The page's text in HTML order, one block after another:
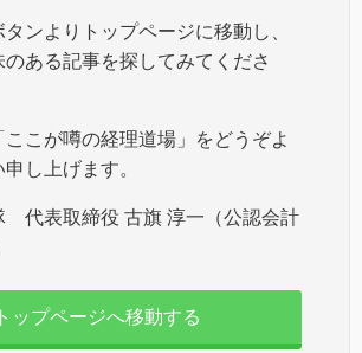
ンよりトップページに移動し、
のある記事を探してみてくださ
ここが噂の経理道場」をどうぞよ
し上げます。
代表取締役 古旗 淳一（公認会計
トップページへ移動する